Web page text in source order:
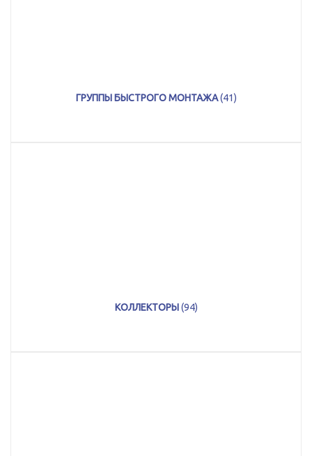
ГРУППЫ БЫСТРОГО МОНТАЖА(41)
КОЛЛЕКТОРЫ(94)